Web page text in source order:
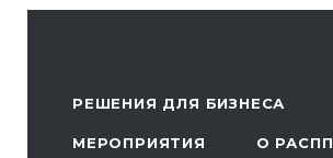
РЕШЕНИЯ ДЛЯ БИЗНЕСА
МЕРОПРИЯТИЯ О РАСПП